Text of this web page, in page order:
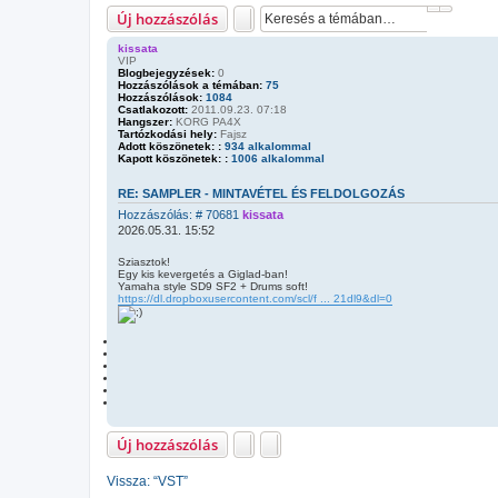
Új hozzászólás Keresés
kissata
VIP
Blogbejegyzések: 0
Hozzászólások a témában: 75
Hozzászólások: 1084
Csatlakozott: 2011.09.23. 07:18
Hangszer: KORG PA4X
Tartózkodási hely: Fajsz
Adott köszönetek: : 934 alkalommal
Kapott köszönetek: : 1006 alkalommal
RE: SAMPLER - MINTAVÉTEL ÉS FELDOLGOZÁS
Hozzászólás: # 70681 H
á
s
z
kissata
2026.05.31. 15:52
Sziasztok!
Egy kis kevergetés a Giglad-ban!
Yamaha style SD9 SF2 + Drums soft!
https://dl.dropboxusercontent.com/scl/f ... 21dl9&dl=0
Új hozzászólás
Vissza: “VST”